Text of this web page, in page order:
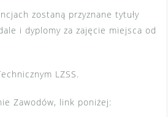
zostaną przyznane tytuły
i dyplomy za zajęcie miejsca od
LZSS.
Zawodów, link poniżej: